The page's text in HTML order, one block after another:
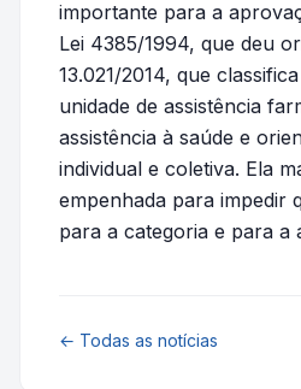
importante para a
Lei 4385/1994, que deu
13.021/2014, que
unidade de assistência
assistência à saúde e
individual e coletiva. Ela
empenhada para impedir
para a categoria e para a
← Todas as notícias